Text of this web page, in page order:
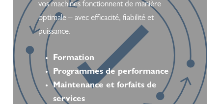
vos machines fonctionnent de manière
optimale – avec efficacité, fiabilité et
puissance.
Formation
Programmes de performance
Maintenance et forfaits de
services